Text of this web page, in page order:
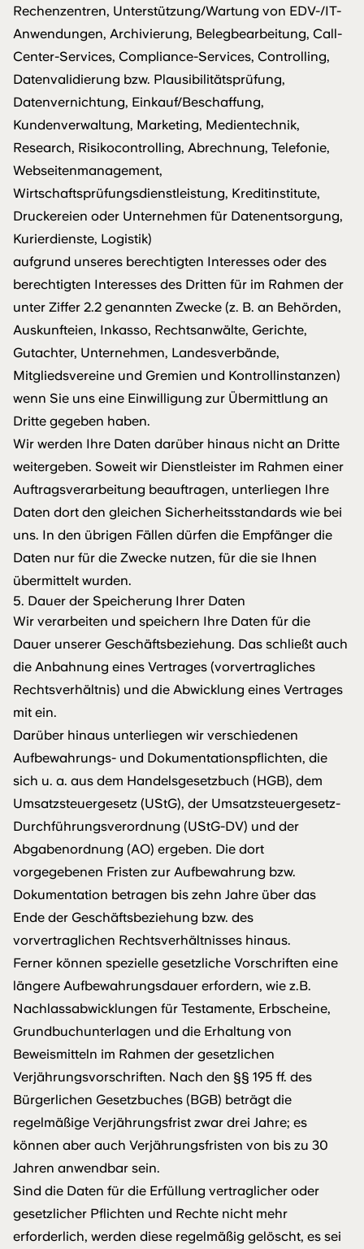
Rechenzentren, Unterstützung/Wartung von EDV-/IT-
Anwendungen, Archivierung, Belegbearbeitung, Call-
Center-Services, Compliance-Services, Controlling,
Datenvalidierung bzw. Plausibilitätsprüfung,
Datenvernichtung, Einkauf/Beschaffung,
Kundenverwaltung, Marketing, Medientechnik,
Research, Risikocontrolling, Abrechnung, Telefonie,
Webseitenmanagement,
Wirtschaftsprüfungsdienstleistung, Kreditinstitute,
Druckereien oder Unternehmen für Datenentsorgung,
Kurierdienste, Logistik)
aufgrund unseres berechtigten Interesses oder des
berechtigten Interesses des Dritten für im Rahmen der
unter Ziffer 2.2 genannten Zwecke (z. B. an Behörden,
Auskunfteien, Inkasso, Rechtsanwälte, Gerichte,
Gutachter, Unternehmen, Landesverbände,
Mitgliedsvereine und Gremien und Kontrollinstanzen)
wenn Sie uns eine Einwilligung zur Übermittlung an
Dritte gegeben haben.
Wir werden Ihre Daten darüber hinaus nicht an Dritte
weitergeben. Soweit wir Dienstleister im Rahmen einer
Auftragsverarbeitung beauftragen, unterliegen Ihre
Daten dort den gleichen Sicherheitsstandards wie bei
uns. In den übrigen Fällen dürfen die Empfänger die
Daten nur für die Zwecke nutzen, für die sie Ihnen
übermittelt wurden.
5. Dauer der Speicherung Ihrer Daten
Wir verarbeiten und speichern Ihre Daten für die
Dauer unserer Geschäftsbeziehung. Das schließt auch
die Anbahnung eines Vertrages (vorvertragliches
Rechtsverhältnis) und die Abwicklung eines Vertrages
mit ein.
Darüber hinaus unterliegen wir verschiedenen
Aufbewahrungs- und Dokumentationspflichten, die
sich u. a. aus dem Handelsgesetzbuch (HGB), dem
Umsatzsteuergesetz (UStG), der Umsatzsteuergesetz-
Durchführungsverordnung (UStG-DV) und der
Abgabenordnung (AO) ergeben. Die dort
vorgegebenen Fristen zur Aufbewahrung bzw.
Dokumentation betragen bis zehn Jahre über das
Ende der Geschäftsbeziehung bzw. des
vorvertraglichen Rechtsverhältnisses hinaus.
Ferner können spezielle gesetzliche Vorschriften eine
längere Aufbewahrungsdauer erfordern, wie z.B.
Nachlassabwicklungen für Testamente, Erbscheine,
Grundbuchunterlagen und die Erhaltung von
Beweismitteln im Rahmen der gesetzlichen
Verjährungsvorschriften. Nach den §§ 195 ff. des
Bürgerlichen Gesetzbuches (BGB) beträgt die
regelmäßige Verjährungsfrist zwar drei Jahre; es
können aber auch Verjährungsfristen von bis zu 30
Jahren anwendbar sein.
Sind die Daten für die Erfüllung vertraglicher oder
gesetzlicher Pflichten und Rechte nicht mehr
erforderlich, werden diese regelmäßig gelöscht, es sei